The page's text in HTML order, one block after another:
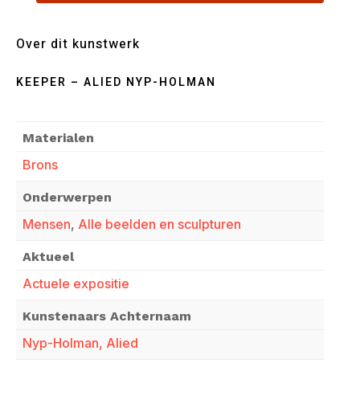
Over dit kunstwerk
KEEPER – ALIED NYP-HOLMAN
Materialen
Brons
Onderwerpen
Mensen, Alle beelden en sculpturen
Aktueel
Actuele expositie
Kunstenaars Achternaam
Nyp-Holman, Alied